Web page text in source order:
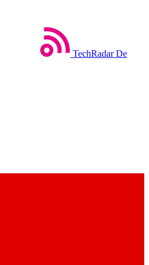
TechRadar De